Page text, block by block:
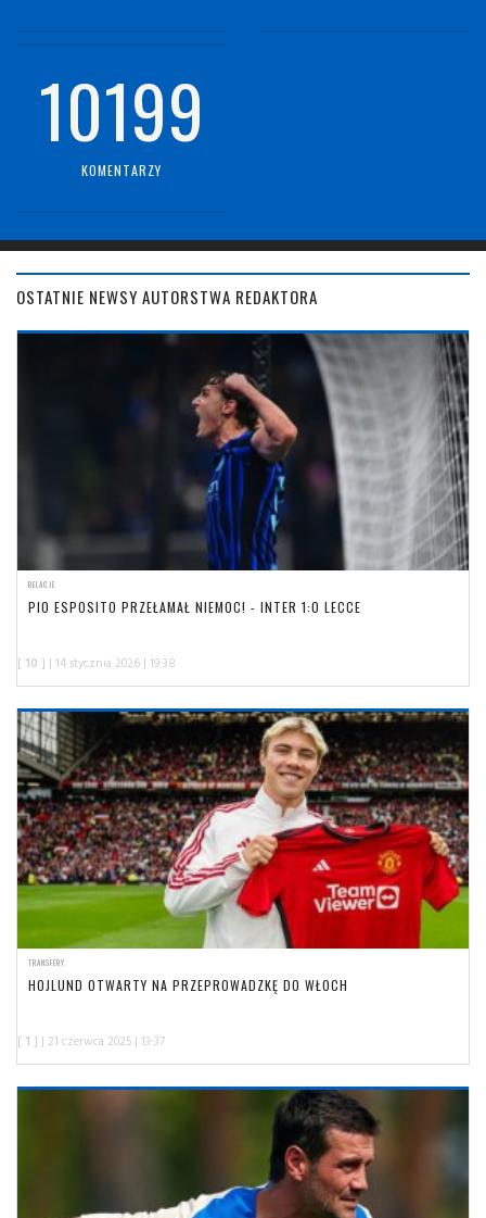
10199
KOMENTARZY
OSTATNIE NEWSY AUTORSTWA REDAKTORA
RELACJE
PIO ESPOSITO PRZEŁAMAŁ NIEMOC! - INTER 1:0 LECCE
[ 10 ] | 14 stycznia 2026 | 19:38
TRANSFERY
HOJLUND OTWARTY NA PRZEPROWADZKĘ DO WŁOCH
[ 1 ] | 21 czerwca 2025 | 13:37